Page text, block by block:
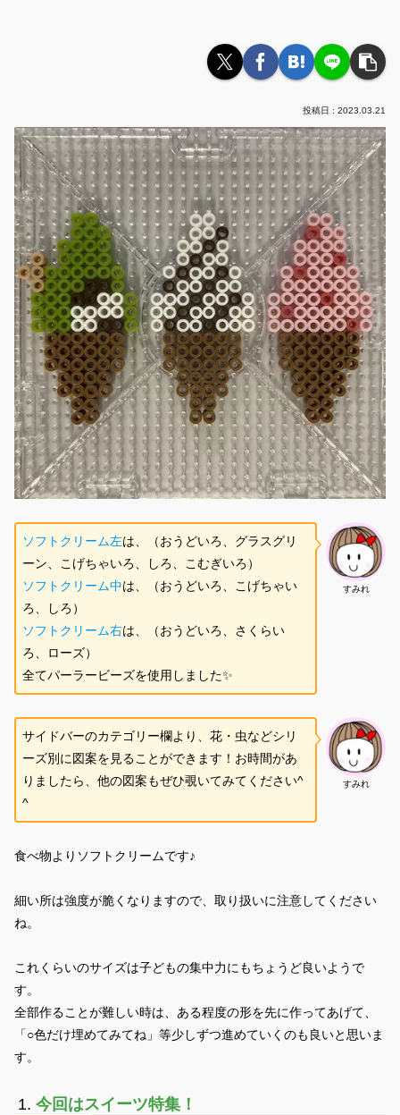
2023.03.21
すみれ
ソフトクリーム左は、（おうどいろ、グラスグリ
ーン、こげちゃいろ、しろ、こむぎいろ）
ソフトクリーム中は、（おうどいろ、こげちゃい
ろ、しろ）
ソフトクリーム右は、（おうどいろ、さくらい
ろ、ローズ）
全てパーラービーズを使用しました✨
すみれ
サイドバーのカテゴリー欄より、花・虫などシリ
ーズ別に図案を見ることができます！お時間があ
りましたら、他の図案もぜひ覗いてみてください^
^
食べ物よりソフトクリームです♪
細い所は強度が脆くなりますので、取り扱いに注意してください
ね。
これくらいのサイズは子どもの集中力にもちょうど良いようで
す。
全部作ることが難しい時は、ある程度の形を先に作ってあげて、
「○色だけ埋めてみてね」等少しずつ進めていくのも良いと思いま
す。
今回はスイーツ特集！